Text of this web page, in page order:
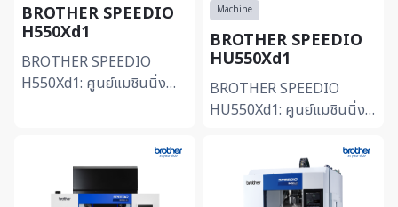
BROTHER SPEEDIO
H550Xd1
BROTHER SPEEDIO
H550Xd1: ศูนย์แมชินนิ่ง
-ออกแบบมาเพื่อการผลิตชิ้น
งานขนาดใหญ่และยาวด้...
Machine
BROTHER SPEEDIO
HU550Xd1
BROTHER SPEEDIO
HU550Xd1: ศูนย์แมชินนิ่ง
(Horizontal 5-Axis) -ติดตั้ง
โต๊ะหมุนเอียง (Tilting
Rotary) ขนาด ø68...